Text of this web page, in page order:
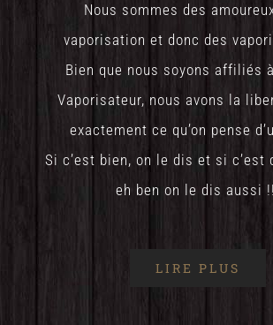
Nous sommes des
vaporisation et donc des
Bien que nous soyons affiliés
Vaporisateur, nous avons la
exactement ce qu’on pense
Si c’est bien, on le dis et si c’est
eh ben on le dis aussi
LIRE PLUS